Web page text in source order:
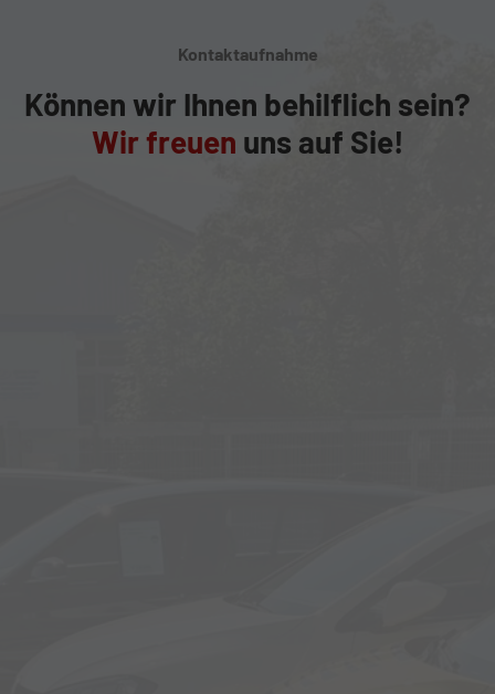
Kontaktaufnahme
Können wir Ihnen behilflich sein?
Wir freuen uns auf Sie!